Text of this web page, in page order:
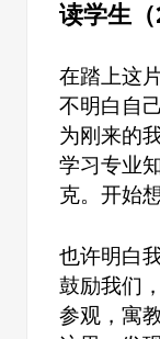
读学生（
在踏上这
不明白自
为刚来的
学习专业
克。开始
也许明白
鼓励我们
参观，寓